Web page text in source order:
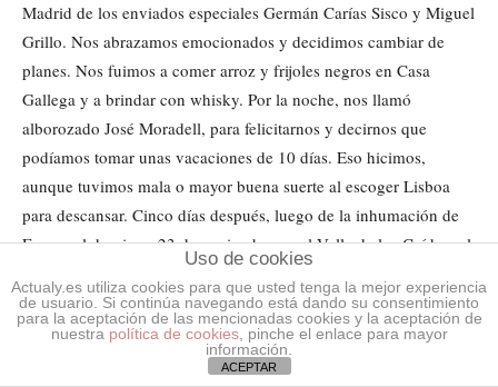
Madrid de los enviados especiales Germán Carías Sisco y Miguel
Grillo. Nos abrazamos emocionados y decidimos cambiar de
planes. Nos fuimos a comer arroz y frijoles negros en Casa
Gallega y a brindar con whisky. Por la noche, nos llamó
alborozado José Moradell, para felicitarnos y decirnos que
podíamos tomar unas vacaciones de 10 días. Eso hicimos,
aunque tuvimos mala o mayor buena suerte al escoger Lisboa
para descansar. Cinco días después, luego de la inhumación de
Franco el domingo 23 de noviembre en el Valle de los Caídos, al
otra tarea. Acababan de alzarse los paracaidistas y habían
tomado por asalto su propio cuartel. Ni modo, había que seguir
Uso de cookies
Actualy.es utiliza cookies para que usted tenga la mejor experiencia
de usuario. Si continúa navegando está dando su consentimiento
para la aceptación de las mencionadas cookies y la aceptación de
nuestra política de cookies, pinche el enlace para mayor
información.
ACEPTAR